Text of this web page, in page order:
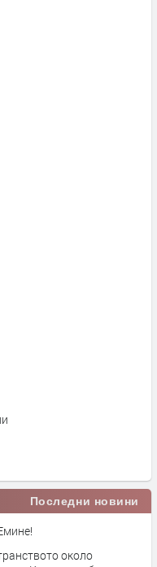
Последни новини
около